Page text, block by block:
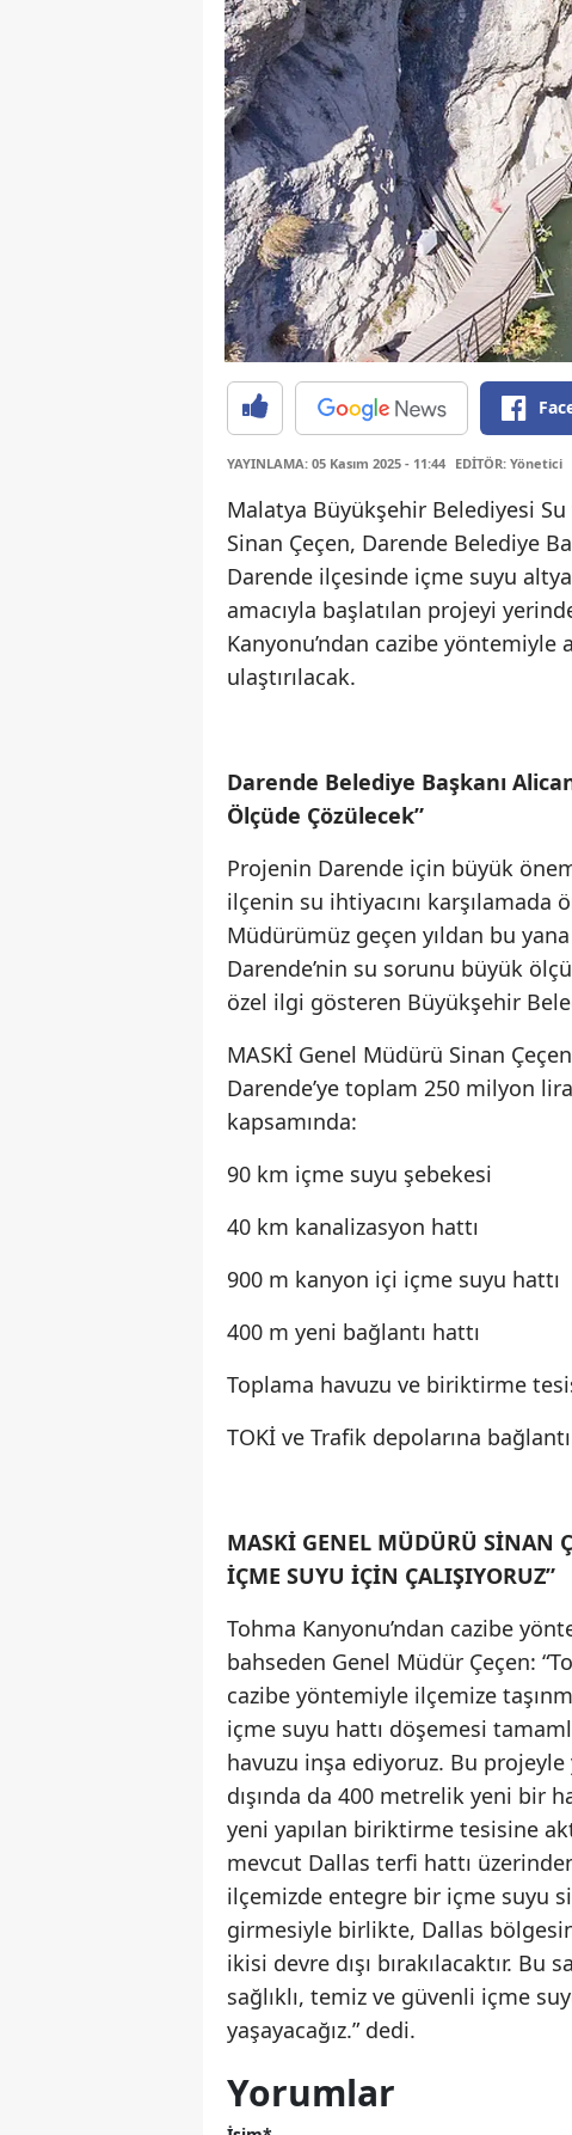
YAYINLAMA: 05 Kasım 2025 - 11:44 EDİTÖR: Yönetici
Malatya Büyükşehir Belediyesi
Sinan Çeçen, Darende Belediye
Darende ilçesinde içme suyu
amacıyla başlatılan projeyi
Kanyonu’ndan cazibe yöntemiyle
ulaştırılacak.
Darende Belediye Başkanı
Ölçüde Çözülecek”
Projenin Darende için büyük
ilçenin su ihtiyacını karşılamada
Müdürümüz geçen yıldan bu
Darende’nin su sorunu büyük
özel ilgi gösteren Büyükşehir
MASKİ Genel Müdürü Sinan
Darende’ye toplam 250 milyon
kapsamında:
90 km içme suyu şebekesi
40 km kanalizasyon hattı
900 m kanyon içi içme suyu hattı
400 m yeni bağlantı hattı
Toplama havuzu ve biriktirme
TOKİ ve Trafik depolarına
MASKİ GENEL MÜDÜRÜ SİNAN
İÇME SUYU İÇİN ÇALIŞIYORUZ”
Tohma Kanyonu’ndan cazibe
bahseden Genel Müdür Çeçen:
cazibe yöntemiyle ilçemize
içme suyu hattı döşemesi
havuzu inşa ediyoruz. Bu projeyle
dışında da 400 metrelik yeni bir
yeni yapılan biriktirme tesisine
mevcut Dallas terfi hattı
ilçemizde entegre bir içme suyu
girmesiyle birlikte, Dallas
ikisi devre dışı bırakılacaktır. Bu
sağlıklı, temiz ve güvenli içme
yaşayacağız.” dedi.
Yorumlar